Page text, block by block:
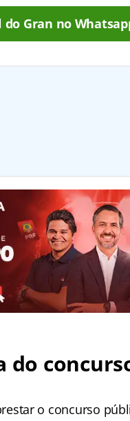
Gran no
o concurso